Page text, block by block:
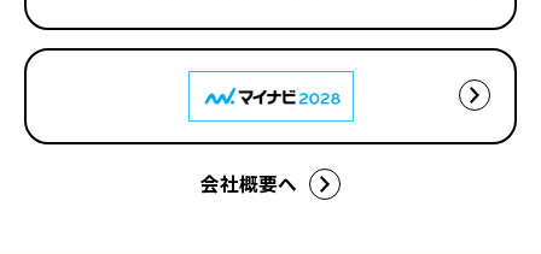
会社概要へ